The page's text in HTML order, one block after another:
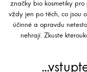
značky bio kosmetiky
vždy jen po těch, co jsou
účinné a opravdu
nehrají. Zkuste